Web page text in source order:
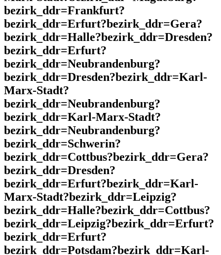
bezirk_ddr=Frankfurt?
bezirk_ddr=Erfurt?bezirk_ddr=Gera?
bezirk_ddr=Halle?bezirk_ddr=Dresden?
bezirk_ddr=Erfurt?
bezirk_ddr=Neubrandenburg?
bezirk_ddr=Dresden?bezirk_ddr=Karl-
Marx-Stadt?
bezirk_ddr=Neubrandenburg?
bezirk_ddr=Karl-Marx-Stadt?
bezirk_ddr=Neubrandenburg?
bezirk_ddr=Schwerin?
bezirk_ddr=Cottbus?bezirk_ddr=Gera?
bezirk_ddr=Dresden?
bezirk_ddr=Erfurt?bezirk_ddr=Karl-
Marx-Stadt?bezirk_ddr=Leipzig?
bezirk_ddr=Halle?bezirk_ddr=Cottbus?
bezirk_ddr=Leipzig?bezirk_ddr=Erfurt?
bezirk_ddr=Erfurt?
bezirk_ddr=Potsdam?bezirk_ddr=Karl-